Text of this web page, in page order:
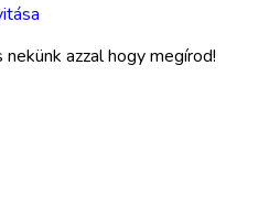
azzal hogy megírod!